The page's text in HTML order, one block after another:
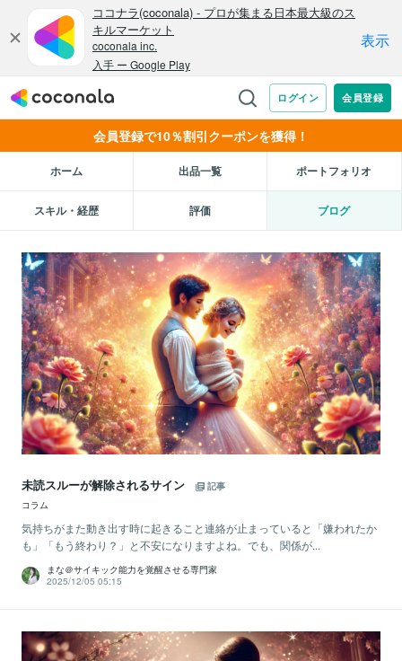
会員登録で10％割引クーポンを獲得！
ホーム 出品一覧 ポートフォリオ
スキル・経歴 評価 ブログ
未読スルーが解除されるサイン
記事
コラム
気持ちがまた動き出す時に起きること連絡が止まっていると「嫌われたか
も」「もう終わり？」と不安になりますよね。でも、関係が...
まな＠サイキック能力を覚醒させる専門家
2025/12/05 05:15